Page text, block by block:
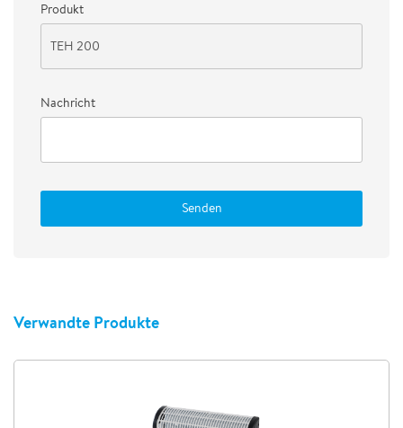
Produkt
Nachricht
Senden
Verwandte Produkte